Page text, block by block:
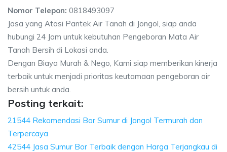
Nomor Telepon: 0818493097
Jasa yang Atasi Pantek Air Tanah di Jongol, siap anda
hubungi 24 Jam untuk kebutuhan Pengeboran Mata Air
Tanah Bersih di Lokasi anda.
Dengan Biaya Murah & Nego, Kami siap memberikan kinerja
terbaik untuk menjadi prioritas keutamaan pengeboran air
bersih untuk anda.
Posting terkait:
21544 Rekomendasi Bor Sumur di Jongol Termurah dan
Terpercaya
42544 Jasa Sumur Bor Terbaik dengan Harga Terjangkau di